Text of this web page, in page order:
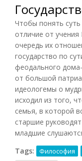
Чтобы понять
отличие от
очередь их
государство по
феодального
от большой
идеологемы о
исходил из того,
семья, в которой
старшие
младшие
Tags:
Философия